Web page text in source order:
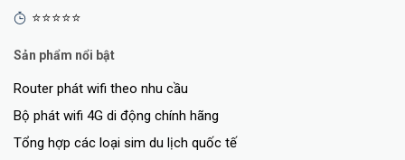
⭐⭐⭐⭐⭐
Sản phẩm nổi bật
Router phát wifi theo nhu cầu
Bộ phát wifi 4G di động chính hãng
Tổng hợp các loại sim du lịch quốc tế